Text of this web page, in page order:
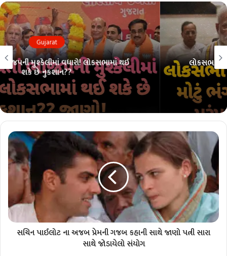
Gujarat
લોકસભા ચૂંટણી પહેલાં ભાજપમાં ભંગાણ?? 26 માંથી 26ની
પરંપરા તૂટશે?? જાણો!!
સચિન પાઈલોટ ના અજબ પ્રેમની ગજબ કહાની સાથે જાણો પત્ની સારા
સાથે જોડાયેલો સંયોગ